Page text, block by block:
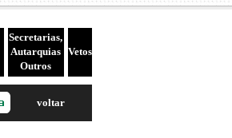
Secretarias,
Autarquias
Outros
Vetos
voltar